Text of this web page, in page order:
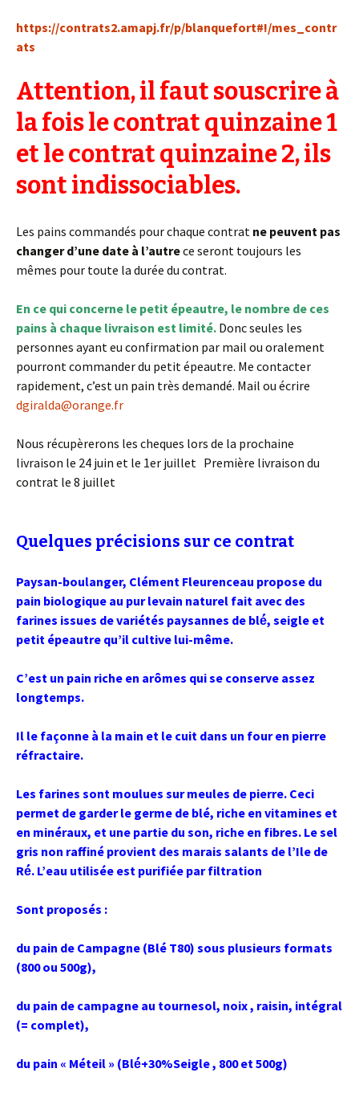
https://contrats2.amapj.fr/p/blanquefort#!/mes_contr
ats
Attention, il faut souscrire à
la fois le contrat quinzaine 1
et le contrat quinzaine 2, ils
sont indissociables.
Les pains commandés pour chaque contrat ne peuvent pas
changer d’une date à l’autrece seront toujours les
mêmes pour toute la durée du contrat.
En ce qui concerne le petit épeautre, le nombre de ces
pains à chaque livraison est limité. Donc seules les
personnes ayant eu confirmation par mail ou oralement
pourront commander du petit épeautre. Me contacter
rapidement, c’est un pain très demandé. Mail ou écrire
dgiralda@orange.fr
Nous récupèrerons les cheques lors de la prochaine
livraison le 24 juin et le 1er juillet Première livraison du
contrat le 8 juillet
Quelques précisions sur ce contrat
Paysan-boulanger, Clément Fleurenceau propose du
pain biologique au pur levain naturel fait avec des
farines issues de variétés paysannes de blé́, seigle et
petit épeautre qu’il cultive lui-même.
C’est un pain riche en arômes qui se conserve assez
longtemps.
Il le façonne à la main et le cuit dans un four en pierre
réfractaire.
Les farines sont moulues sur meules de pierre. Ceci
permet de garder le germe de blé, riche en vitamines et
en minéraux, et une partie du son, riche en fibres. Le sel
gris non raffiné provient des marais salants de l’Ile de
Ré́. L’eau utilisée est purifiée par filtration
Sont proposés :
du pain de Campagne (Blé T80) sous plusieurs formats
(800 ou 500g),
du pain de campagne au tournesol, noix , raisin, intégral
(= complet),
du pain « Méteil » (Blé́+30%Seigle , 800 et 500g)